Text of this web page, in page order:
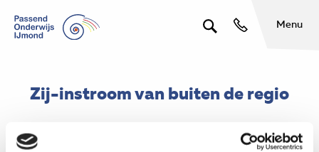
Menu
Zij-instroom van buiten de regio